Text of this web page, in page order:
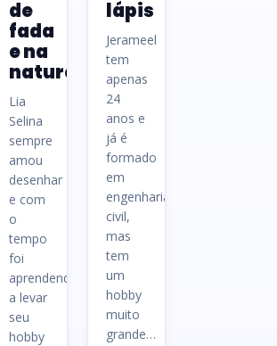
de
fada
e na
natureza
Lia
Selina
sempre
amou
desenhar
e com
o
tempo
foi
aprendendo
a levar
seu
hobby
lápis
Jerameel
tem
apenas
24
anos e
já é
formado
em
engenharia
civil,
mas
tem
um
hobby
muito
grande…